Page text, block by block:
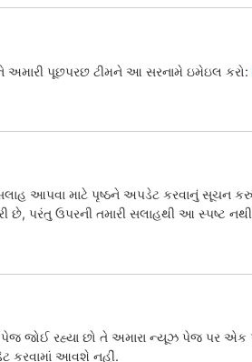
અમારી પૂછપરછ ટીમને આ સરનામે ઇમેઇલ કરો:
આપવા માટે પૃષ્ઠને અપડેટ કરવાનું સૂચન
છે, પરંતુ ઉપરની તમારી સલાહથી આ સ્પષ્ટ
જોઈ રહ્યા છો તે અમારા ન્યૂઝ પેજ પર એક
કરવામાં આવશે નહીં.